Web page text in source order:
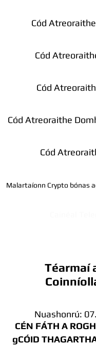
Cód
Cód
Cód
Cód Atreoraithe
Cód
Malartaíonn Crypto bónas
Téarmaí
Nuashonrú:
CÉN FÁTH A
gCÓID